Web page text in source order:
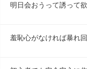
明日会おうって誘って
羞恥心がなければ暴れ